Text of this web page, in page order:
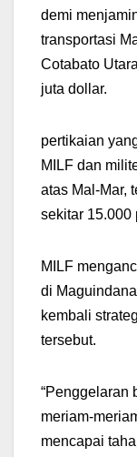
demi
transportasi
Cotabato
juta dollar.
pertikaian
MILF dan
atas Mal-Mar,
sekitar 15.000
MILF
di
kembali
tersebut.
“Penggelaran
meriam-
mencapai